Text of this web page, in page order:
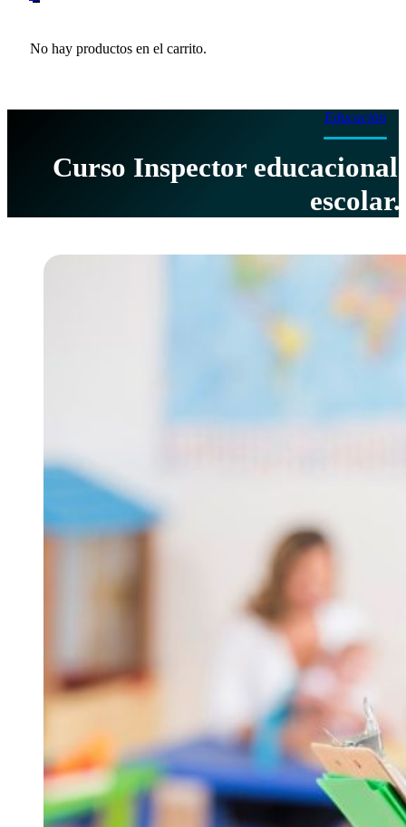
No hay productos en el carrito.
Educación
Curso Inspector
escolar.